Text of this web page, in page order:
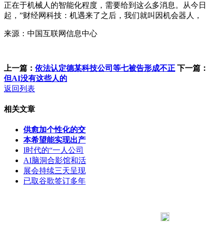
正在于机械人的智能化程度，需要给到这么多消息。从今日
起，”财经网科技：机遇来了之后，我们就叫因机会器人，
来源：中国互联网信息中心
上一篇： 依法认定德某科技公司等七被告形成不正 下一篇：
但AI没有这些人的
返回列表
相关文章
供愈加个性化的交
本希望能实现出产
I时代的“一人公司
AI脑洞合影馆和活
展会持续三天呈现
已取谷歌签订多年